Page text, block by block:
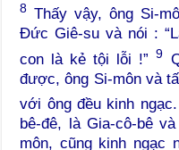
8 Thấy vậy, ông Si-
Đức Giê-su và nói :
con là kẻ tội lỗi !” 9
được, ông Si-môn và
với ông đều kinh ngạc.
bê-đê, là Gia-cô-bê
môn, cũng kinh ngạc